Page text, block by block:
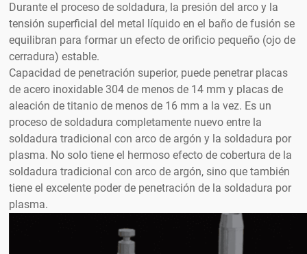
Durante el proceso de soldadura, la presión del arco y la
tensión superficial del metal líquido en el baño de fusión se
equilibran para formar un efecto de orificio pequeño (ojo de
cerradura) estable.
Capacidad de penetración superior, puede penetrar placas
de acero inoxidable 304 de menos de 14 mm y placas de
aleación de titanio de menos de 16 mm a la vez. Es un
proceso de soldadura completamente nuevo entre la
soldadura tradicional con arco de argón y la soldadura por
plasma. No solo tiene el hermoso efecto de cobertura de la
soldadura tradicional con arco de argón, sino que también
tiene el excelente poder de penetración de la soldadura por
plasma.